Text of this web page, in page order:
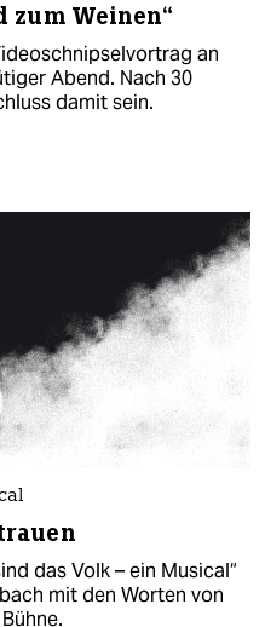
zum Weinen“
an
Abend. Nach 30
damit sein.
das Volk – ein Musical“
mit den Worten von